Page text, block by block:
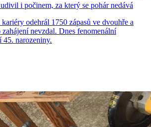
i počinem, za který se pohár nedává
odehrál 1750 zápasů ve dvouhře a
nevzdal. Dnes fenomenální
45. narozeniny.